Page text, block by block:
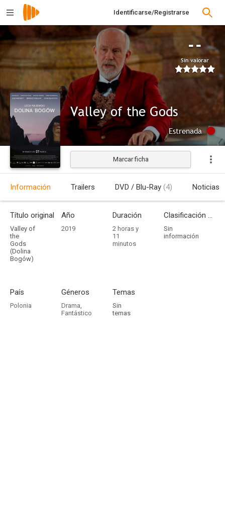
Identificarse/Registrarse
--
Sin valorar
Valley of the Gods
Estrenada
Marcar ficha
Información Trailers DVD / Blu-Ray (4) Noticias
Título original
Valley of
the
Gods
(Dolina
Bogów)
Año
2019
Duración
2 horas y
11
minutos
Clasificación por edades
Sin
información
País
Polonia
Géneros
Drama,
Fantástico
Temas
Sin
temas